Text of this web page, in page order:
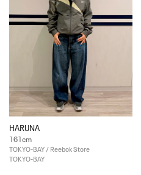
HARUNA
161cm
TOKYO-BAY / Reebok Store
TOKYO-BAY